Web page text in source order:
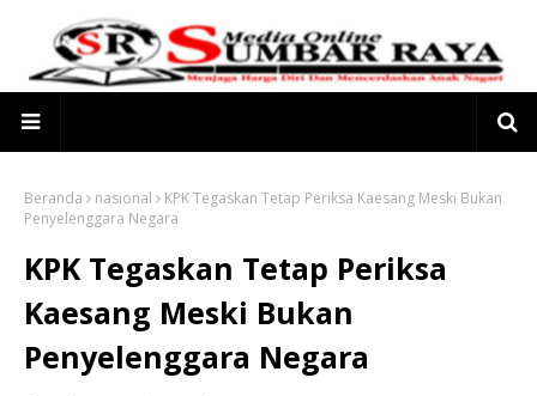
Beranda nasional
KPK Tegaskan Tetap Periksa Kaesang Meski Bukan
Penyelenggara Negara
KPK Tegaskan Tetap Periksa
Kaesang Meski Bukan
Penyelenggara Negara